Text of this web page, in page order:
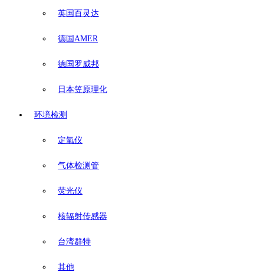
英国百灵达
德国AMER
德国罗威邦
日本笠原理化
环境检测
定氧仪
气体检测管
荧光仪
核辐射传感器
台湾群特
其他